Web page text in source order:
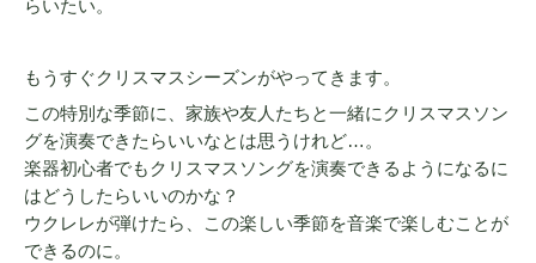
らいたい。
もうすぐクリスマスシーズンがやってきます。
この特別な季節に、家族や友人たちと一緒にクリスマスソン
グを演奏できたらいいなとは思うけれど…。
楽器初心者でもクリスマスソングを演奏できるようになるに
はどうしたらいいのかな？
ウクレレが弾けたら、この楽しい季節を音楽で楽しむことが
できるのに。